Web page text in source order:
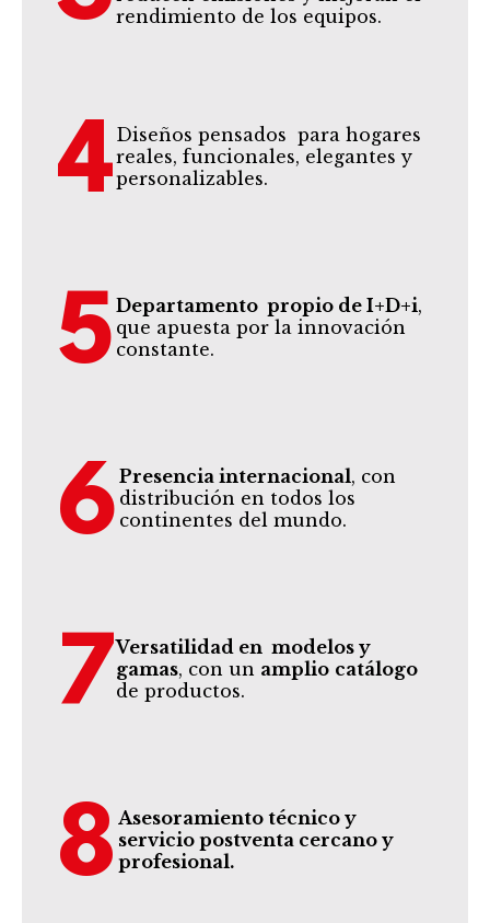
rendimiento de los equipos.
4 Diseños pensados para hogares
reales, funcionales, elegantes y
personalizables.
5 Departamento propio de I+D+i,
que apuesta por la innovación
constante.
6 Presencia internacional, con
distribución en todos los
continentes del mundo.
7Versatilidad en modelos y
gamas, con un amplio catálogo
de productos.
8 Asesoramiento técnico y
servicio postventa cercano y
profesional.